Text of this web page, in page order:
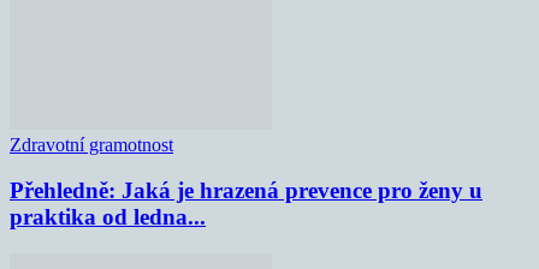
Zdravotní gramotnost
Přehledně: Jaká je hrazená prevence pro ženy u
praktika od ledna...